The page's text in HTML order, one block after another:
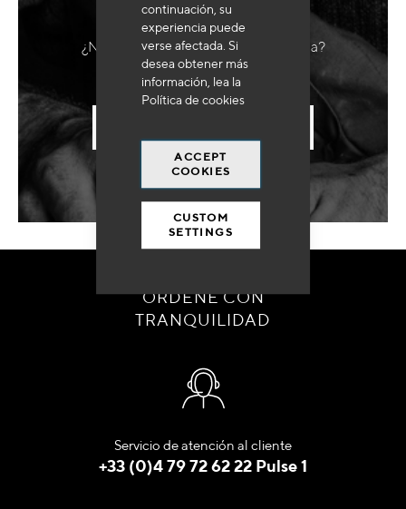
continuación, su
experiencia puede
verse afectada. Si
desea obtener más
información, lea la
Política de cookies
ACCEPT
COOKIES
CUSTOM
SETTINGS
¿Necesita un equipo hecho a medida?
ORDENE CON
TRANQUILIDAD
Servicio de atención al cliente
+33 (0)4 79 72 62 22 Pulse 1